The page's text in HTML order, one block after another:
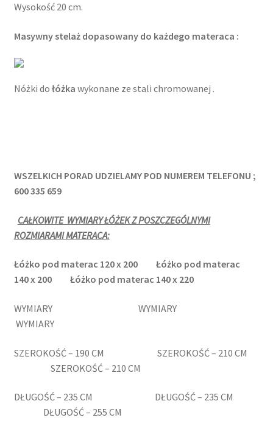
Wysokość 20 cm.
Masywny stelaż dopasowany do każdego materaca :
Nóżki do łóżka wykonane ze stali chromowanej .
WSZELKICH PORAD UDZIELAMY POD NUMEREM TELEFONU ;
600 335 659
CAŁKOWITEWYMIARY ŁÓŻEK Z POSZCZEGÓLNYMI
ROZMIARAMI MATERACA:
Łóżko pod materac 120x 200 Łóżko pod materac
140x 200 Łóżko pod materac 140x 220
WYMIARY WYMIARY
WYMIARY
SZEROKOŚĆ – 190 CM SZEROKOŚĆ – 210 CM
SZEROKOŚĆ – 210 CM
DŁUGOŚĆ – 235 CM DŁUGOŚĆ – 235 CM
DŁUGOŚĆ – 255 CM